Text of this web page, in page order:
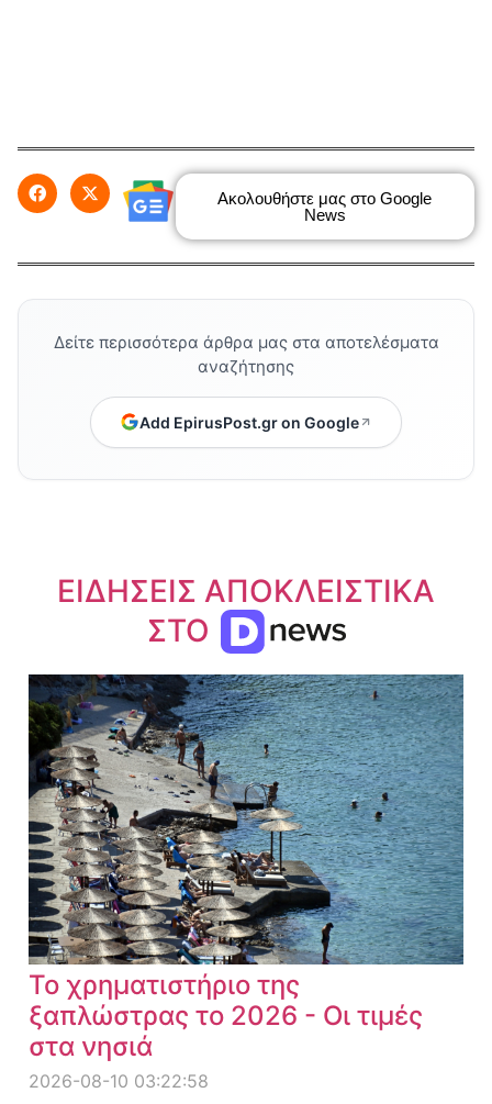
Ακολουθήστε μας στο Google
News
Δείτε περισσότερα άρθρα μας στα αποτελέσματα
αναζήτησης
Add EpirusPost.gr on Google
ΕΙΔΗΣΕΙΣ ΑΠΟΚΛΕΙΣΤΙΚΑ
ΣΤΟ
Το χρηματιστήριο της
ξαπλώστρας το 2026 - Οι τιμές
στα νησιά
2026-08-10 03:22:58